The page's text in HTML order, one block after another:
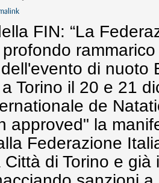
FIN: “La
di nuoto
Torino il 20 e 21
de
approved" la
Federazione
di Torino e